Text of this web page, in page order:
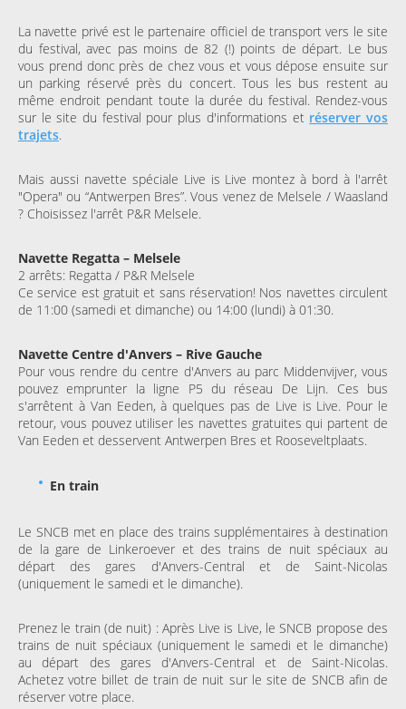
La navette privé est le partenaire officiel de transport vers le site
du festival, avec pas moins de 82 (!) points de départ. Le bus
vous prend donc près de chez vous et vous dépose ensuite sur
un parking réservé près du concert. Tous les bus restent au
même endroit pendant toute la durée du festival. Rendez-vous
sur le site du festival pour plus d'informations et réserver vos
trajets.
Mais aussi navette spéciale Live is Live montez à bord à l'arrêt
"Opera" ou “Antwerpen Bres”. Vous venez de Melsele / Waasland
? Choisissez l'arrêt P&R Melsele.
Navette Regatta – Melsele
2 arrêts: Regatta / P&R Melsele
Ce service est gratuit et sans réservation! Nos navettes circulent
de 11:00 (samedi et dimanche) ou 14:00 (lundi) à 01:30.
Navette Centre d'Anvers – Rive Gauche
Pour vous rendre du centre d'Anvers au parc Middenvijver, vous
pouvez emprunter la ligne P5 du réseau De Lijn. Ces bus
s'arrêtent à Van Eeden, à quelques pas de Live is Live. Pour le
retour, vous pouvez utiliser les navettes gratuites qui partent de
Van Eeden et desservent Antwerpen Bres et Rooseveltplaats.
En train
Le SNCB met en place des trains supplémentaires à destination
de la gare de Linkeroever et des trains de nuit spéciaux au
départ des gares d'Anvers-Central et de Saint-Nicolas
(uniquement le samedi et le dimanche).
Prenez le train (de nuit) : Après Live is Live, le SNCB propose des
trains de nuit spéciaux (uniquement le samedi et le dimanche)
au départ des gares d'Anvers-Central et de Saint-Nicolas.
Achetez votre billet de train de nuit sur le site de SNCB afin de
réserver votre place.